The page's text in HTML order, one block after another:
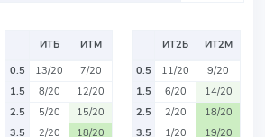
ИТБ
ИТМ
0.5
13/20
7/20
1.5
8/20
12/20
2.5
5/20
15/20
3.5
2/20
18/20
ИТ2Б
ИТ2М
0.5
11/20
9/20
1.5
6/20
14/20
2.5
2/20
18/20
3.5
1/20
19/20